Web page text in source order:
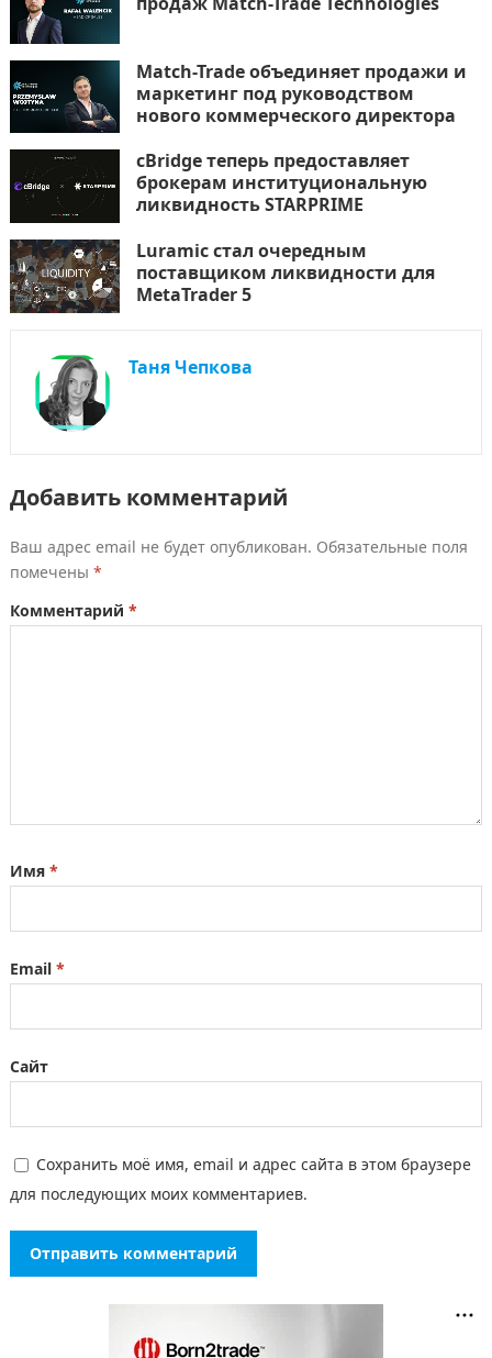
Match-Trade объединяет продажи и
маркетинг под руководством
нового коммерческого директора
cBridge теперь предоставляет
брокерам институциональную
ликвидность STARPRIME
Luramic стал очередным
поставщиком ликвидности для
MetaTrader 5
Таня Чепкова
Добавить комментарий
Ваш адрес email не будет опубликован. Обязательные поля
помечены *
Комментарий *
Имя *
Email *
Сайт
Сохранить моё имя, email и адрес сайта в этом браузере
для последующих моих комментариев.